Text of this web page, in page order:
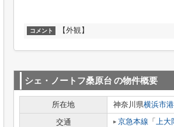
コメント 【外観】
シェ・ノートフ桑原台 の物件概要
所在地 神奈川県横浜市
交通
京急本線 「 上大